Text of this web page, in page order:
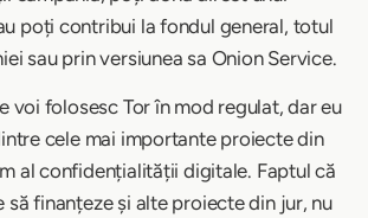
poți contribui la fondul general, totul
sau prin versiunea sa Onion Service.
voi folosesc Tor în mod regulat, dar eu
cele mai importante proiecte din
al confidențialității digitale. Faptul că
să finanțeze și alte proiecte din jur, nu